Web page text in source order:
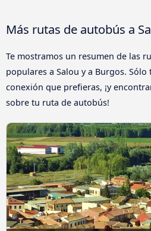
Más rutas de autobús a
Te mostramos un resumen de las
populares a Salou y a Burgos.
conexión que prefieras, ¡y
sobre tu ruta de autobús!